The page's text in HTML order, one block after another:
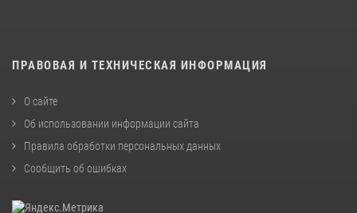
ПРАВОВАЯ И ТЕХНИЧЕСКАЯ ИНФОРМАЦИЯ
О сайте
Об использовании информации сайта
Правила обработки персональных данных
Сообщить об ошибках